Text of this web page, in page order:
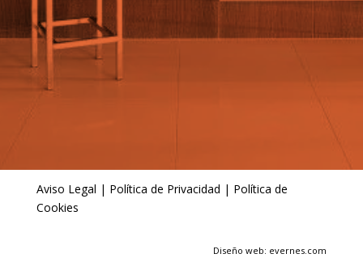
Aviso Legal | Política de Privacidad | Política de
Cookies
Diseño web: evernes.com